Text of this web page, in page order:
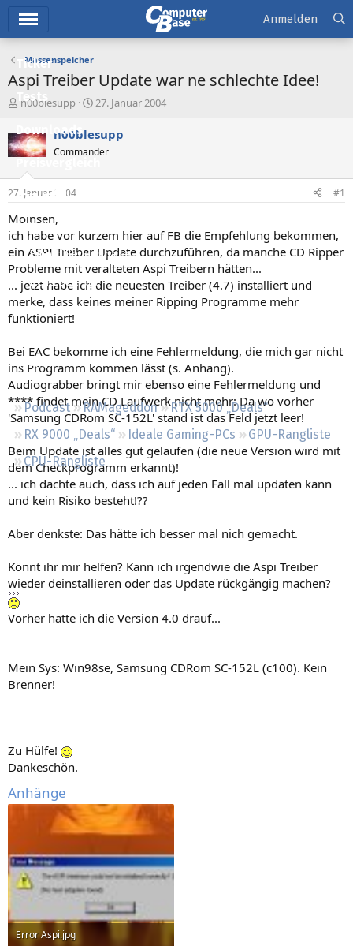
Ticker
Tests
Downloads
Forum
Aktuelles
Empfohlene Inhalte
Neue Beiträge
Neueste Aktivitäten
Regeln
Podcast RAMageddon
RTX 5000 „Deals“
RX 9000 „Deals“
Ideale Gaming-PCs
GPU-Rangliste
CPU-Rangliste
Anmelden
Massenspeicher
Aspi Treiber Update war ne schlechte Idee!
E
s
t
e
e
r
n00blesupp
E
s
t
e
t
27. Januar 2004
n00blesupp
Commander
27. Januar 2004 #1
Moinsen,
ich habe vor kurzem hier auf FB die Empfehlung bekommen,
ein ASPI Treiber Update durchzuführen, da manche CD Ripper
Probleme mit veralteten Aspi Treibern hätten...
... jetzt habe ich die neuesten Treiber (4.7) installiert und
merke, dass keines meiner Ripping Programme mehr
funktioniert!
Bei EAC bekomme ich eine Fehlermeldung, die mich gar nicht
ins Programm kommen lässt (s. Anhang).
Audiograbber bringt mir ebenso eine Fehlermeldung und
**** findet mein CD Laufwerk nicht mehr: Da wo vorher
'Samsung CDRom SC-152L' stand ist das Feld jetzt leer!
Beim Update ist alles gut gelaufen (die neue Version wird mit
dem Checkprogramm erkannt)!
... ich dachte auch, dass ich auf jeden Fall mal updaten kann
und kein Risiko besteht!??
Aber denkste: Das hätte ich besser mal nich gemacht.
Könnt ihr mir helfen? Kann ich irgendwie die Aspi Treiber
wieder deinstallieren oder das Update rückgängig machen?
Vorher hatte ich die Version 4.0 drauf...
Mein Sys: Win98se, Samsung CDRom SC-152L (c100). Kein
Brenner!
Zu Hülfe!
Dankeschön.
Anhänge
Error Aspi.jpg